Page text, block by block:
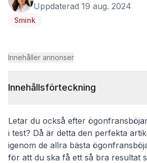
Uppdaterad 19 aug. 2024
Smink
Innehåller annonser
Innehållsförteckning
Letar du också efter
i test? Då är detta den perfekta
igenom de allra bästa
för att du ska få ett så bra resultat